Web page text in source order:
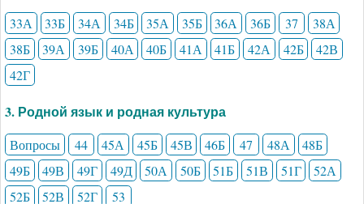
33А 33Б 34А 34Б 35А 35Б 36А 36Б 37
38А
38Б
39А 39Б 40А 40Б 41А 41Б 42А 42Б
42В
42Г
3. Родной язык и родная культура
Вопросы 44 45А 45Б 45В 46Б 47 48А
48Б
49Б
49В 49Г 49Д 50А 50Б 51Б 51В 51Г
52А
52Б
52В 52Г 53